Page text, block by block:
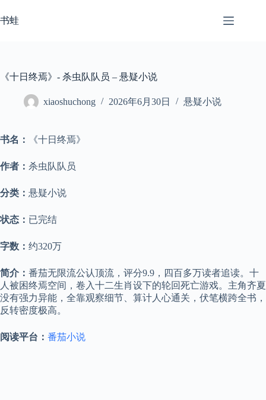
至
书蛙
《十日终焉》- 杀虫队队员 – 悬疑小说
xiaoshuchong 2026年6月30日 悬疑小说
书名： 《十日终焉》
作者： 杀虫队队员
分类： 悬疑小说
状态： 已完结
字数： 约320万
简介： 番茄无限流公认顶流，评分9.9，四百多万读者追读。十
人被困终焉空间，卷入十二生肖设下的轮回死亡游戏。主角齐夏
没有强力异能，全靠观察细节、算计人心通关，伏笔横跨全书，
反转密度极高。
阅读平台： 番茄小说